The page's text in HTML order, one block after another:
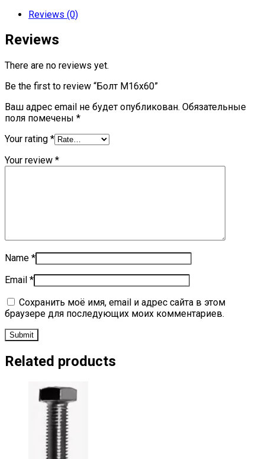
Reviews (0)
Reviews
There are no reviews yet.
Be the first to review “Болт М16х60”
Ваш адрес email не будет опубликован. Обязательные
поля помечены *
Your rating *
Your review *
Name *
Email *
Сохранить моё имя, email и адрес сайта в этом
браузере для последующих моих комментариев.
Related products